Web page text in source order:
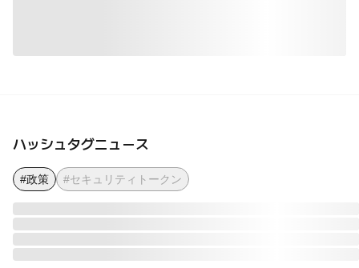
ハッシュタグニュース
#政策 #セキュリティトークン